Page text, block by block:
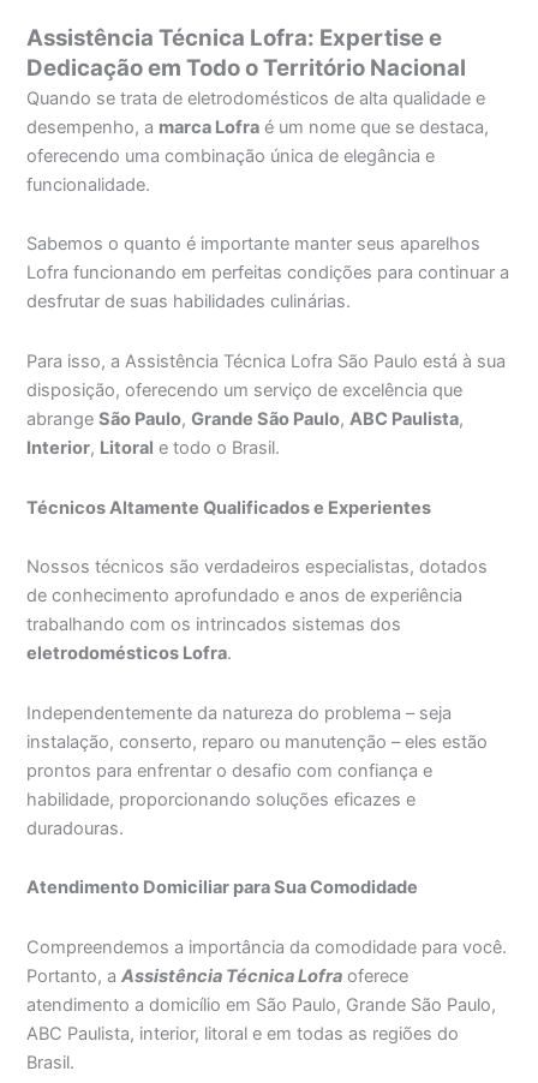
Assistência Técnica Lofra: Expertise e
Dedicação em Todo o Território Nacional
Quando se trata de eletrodomésticos de alta qualidade e
desempenho, a marca Lofra é um nome que se destaca,
oferecendo uma combinação única de elegância e
funcionalidade.
Sabemos o quanto é importante manter seus aparelhos
Lofra funcionando em perfeitas condições para continuar a
desfrutar de suas habilidades culinárias.
Para isso, a Assistência Técnica Lofra São Paulo está à sua
disposição, oferecendo um serviço de excelência que
abrangeSão Paulo,Grande São Paulo,ABC Paulista,
Interior, Litoral e todo o Brasil.
Técnicos Altamente Qualificados e Experientes
Nossos técnicos são verdadeiros especialistas, dotados
de conhecimento aprofundado e anos de experiência
trabalhando com os intrincados sistemas dos
eletrodomésticos Lofra.
Independentemente da natureza do problema – seja
instalação, conserto, reparo ou manutenção – eles estão
prontos para enfrentar o desafio com confiança e
habilidade, proporcionando soluções eficazes e
duradouras.
Atendimento Domiciliar para Sua Comodidade
Compreendemos a importância da comodidade para você.
Portanto, aAssistência Técnica Lofra oferece
atendimento a domicílio em São Paulo, Grande São Paulo,
ABC Paulista, interior, litoral e em todas as regiões do
Brasil.